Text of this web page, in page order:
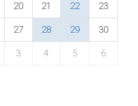
20 21 22 23
27 28 29 30
3 4 5 6